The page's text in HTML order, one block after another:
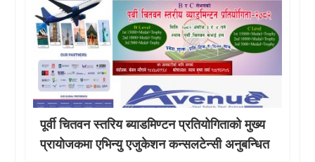
पूर्वी चितवन स्तरिय ब्याडमिण्टन प्रतियोगिताको मुख्य
प्रायोजकमा एभिन्यु एजुकेशन कन्सलटेन्सी अनुबन्धित